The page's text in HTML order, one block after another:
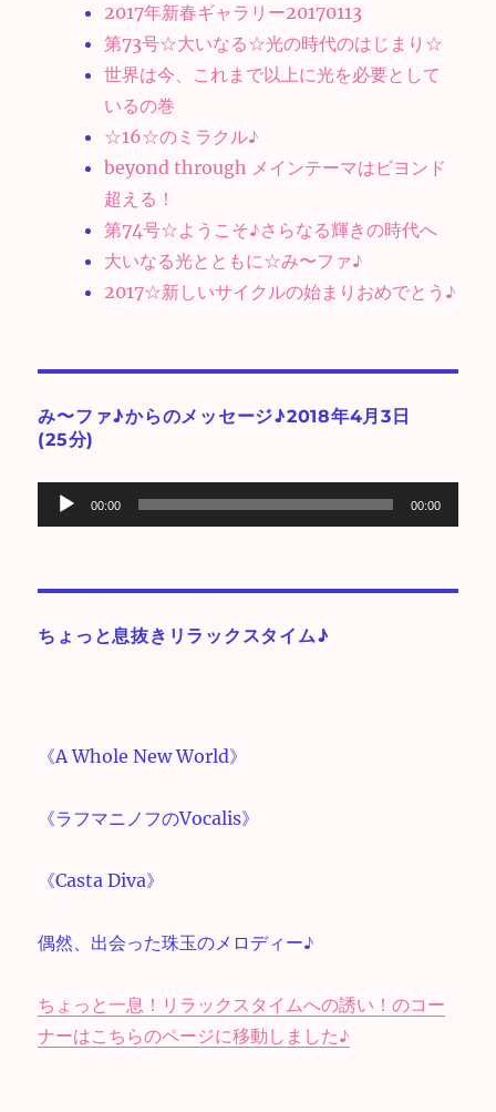
2017年新春ギャラリー20170113
第73号☆大いなる☆光の時代のはじまり☆
世界は今、これまで以上に光を必要として
いるの巻
☆16☆のミラクル♪
beyond through メインテーマはビヨンド
超える！
第74号☆ようこそ♪さらなる輝きの時代へ
大いなる光とともに☆み〜ファ♪
2017☆新しいサイクルの始まりおめでとう♪
み〜ファ♪からのメッセージ♪2018年4月3日
(25分)
声
レ
ヤ
00:00 00:00
ちょっと息抜きリラックスタイム♪
《A Whole New World》
《ラフマニノフのVocalis》
《Casta Diva》
偶然、出会った珠玉のメロディー♪
ちょっと一息！リラックスタイムへの誘い！のコー
ナーはこちらのページに移動しました♪